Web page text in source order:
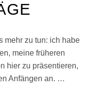
mehr zu tun: ich habe
meine früheren
hier zu präsentieren,
Anfängen an. …